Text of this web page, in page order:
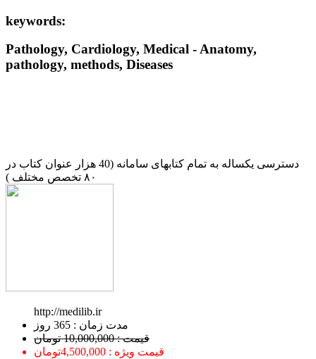
keywords:
Pathology, Cardiology, Medical - Anatomy,
pathology, methods, Diseases
دسترسی یکساله به تمام کتابهای سامانه (40 هزار عنوان کتاب در
۸۰ تخصص مختلف )
http://medilib.ir
ﻣﺪﺕ ﺯﻣﺎﻥ : 365 ﺭﻭﺯ
قیمت : 10,000,000 تومان
قیمت ویژه : 4,500,000تومان